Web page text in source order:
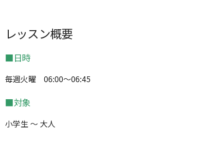
レッスン概要
■日時
毎週火曜 06:00～06:45
■対象
小学生 ～ 大人